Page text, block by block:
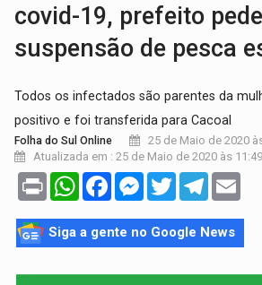
covid-19, prefeito pede
suspensão de pesca
Todos os infectados são parentes da
positivo e foi transferida para Cacoal
Folha do Sul Online
25 de Maio de 2020
Atualizada em : 25 de Maio de 2020 às 11:49
Print WhatsAppFacebookMessenger
TwitterTelegram
Siga a gente no Google News